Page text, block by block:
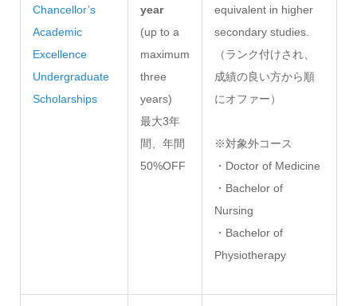
Chancellor’s
Academic
Excellence
Undergraduate
Scholarships
year
(up to a
maximum
three
years)
最大3年
間、年間
50%OFF
equivalent in higher
secondary studies.
（ランク付けされ、
成績の良い方から順
にオファー）
※対象外コース
・Doctor of Medicine
・Bachelor of
Nursing
・Bachelor of
Physiotherapy